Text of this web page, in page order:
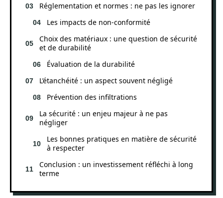
Réglementation et normes : ne pas les ignorer
Les impacts de non-conformité
Choix des matériaux : une question de sécurité
et de durabilité
Évaluation de la durabilité
L’étanchéité : un aspect souvent négligé
Prévention des infiltrations
La sécurité : un enjeu majeur à ne pas
négliger
Les bonnes pratiques en matière de sécurité
à respecter
Conclusion : un investissement réfléchi à long
terme